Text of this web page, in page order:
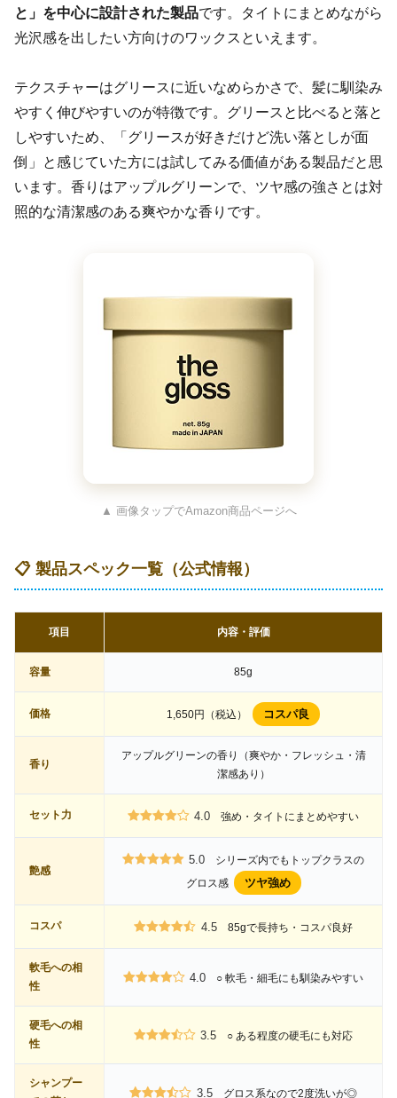
と」を中心に設計された製品です。タイトにまとめながら
光沢感を出したい方向けのワックスといえます。
テクスチャーはグリースに近いなめらかさで、髪に馴染み
やすく伸びやすいのが特徴です。グリースと比べると落と
しやすいため、「グリースが好きだけど洗い落としが面
倒」と感じていた方には試してみる価値がある製品だと思
います。香りはアップルグリーンで、ツヤ感の強さとは対
照的な清潔感のある爽やかな香りです。
▲ 画像タップでAmazon商品ページへ
📋 製品スペック一覧（公式情報）
項目 内容・評価
容量 85g
価格 1,650円（税込） コスパ良
香り
アップルグリーンの香り（爽やか・フレッシュ・清
潔感あり）
セット力 4.0 強め・タイトにまとめやすい
艶感
5.0 シリーズ内でもトップクラスの
グロス感
ツヤ強め
コスパ 4.585gで長持ち・コスパ良好
軟毛への相
性
4.0 ○ 軟毛・細毛にも馴染みやすい
硬毛への相
性
3.5 ○ ある程度の硬毛にも対応
シャンプー
3.5グロス系なので2度洗いが◎